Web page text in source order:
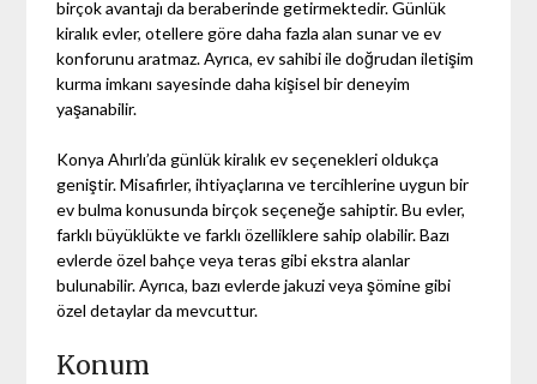
birçok avantajı da beraberinde getirmektedir. Günlük
kiralık evler, otellere göre daha fazla alan sunar ve ev
konforunu aratmaz. Ayrıca, ev sahibi ile doğrudan iletişim
kurma imkanı sayesinde daha kişisel bir deneyim
yaşanabilir.
Konya Ahırlı’da günlük kiralık ev seçenekleri oldukça
geniştir. Misafirler, ihtiyaçlarına ve tercihlerine uygun bir
ev bulma konusunda birçok seçeneğe sahiptir. Bu evler,
farklı büyüklükte ve farklı özelliklere sahip olabilir. Bazı
evlerde özel bahçe veya teras gibi ekstra alanlar
bulunabilir. Ayrıca, bazı evlerde jakuzi veya şömine gibi
özel detaylar da mevcuttur.
Konum